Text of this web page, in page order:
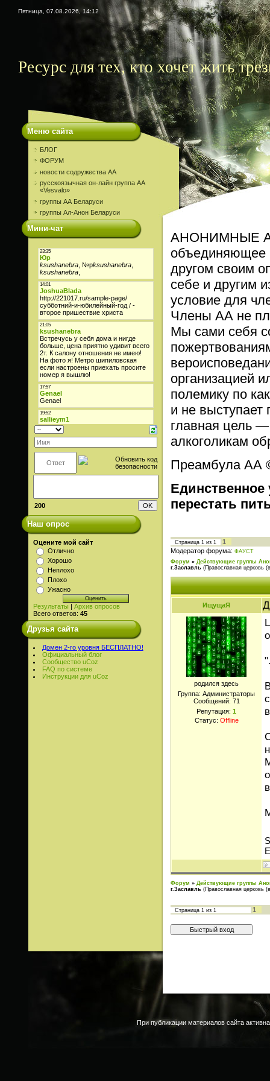
Пятница, 07.08.2026, 14:12
Ресурс для тех, кто хочет жить
Меню сайта
БЛОГ
ФОРУМ
новости содружества АА
русскоязычная он-лайн группа АА
«Vesvalo»
группы АА Беларуси
группы Ал-Анон Беларуси
Мини-чат
200
Наш опрос
Оцените мой сайт
Отлично
Хорошо
Неплохо
Плохо
Ужасно
Результаты
Архив опросов
Всего ответов: 45
Друзья сайта
Домен 2-го уровня БЕСПЛАТНО!
Официальный блог
Сообщество uCoz
FAQ по системе
Инструкции для uCoz
АНОНИМНЫЕ
объединяющее
другом своим
себе и другим
условие для
Члены АА не
Мы сами себя
организацией
полемику по
и не
главная цель
алкоголикам
Преамбула АА
перестать
Страница 1 из 1
1
Модератор форума: ФАУСТ
Форум » Действующие группы
г.Заславль (Православная церковь
ИщущаЯ
родился здесь
Группа: Администраторы
Сообщений: 71
Репутация: 1
Статус: Offline
Форум » Действующие группы
г.Заславль (Православная церковь
Страница 1 из 1 1
При публикации материалов сайта